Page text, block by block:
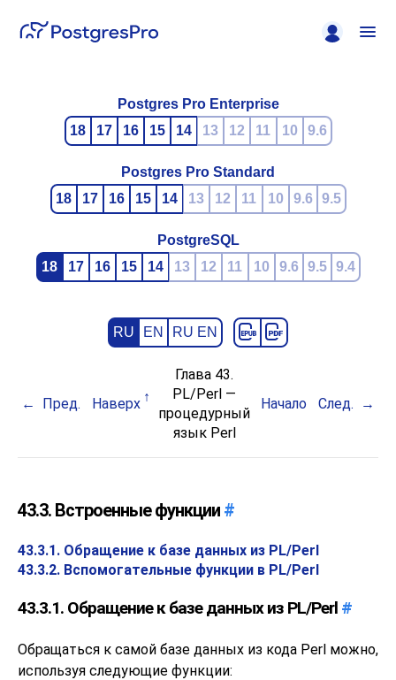
Postgres Pro Enterprise
18
17 16 15 14 13 12 11 10 9.6
Postgres Pro Standard
18
17 16 15 14 13 12 11 10 9.6 9.5
PostgreSQL
18
17 16 15 14 13 12 11 10 9.6 9.5 9.4
RU EN RU EN
Пред. Наверх
Глава 43.
PL/Perl —
процедурный
язык Perl
Начало След.
43.3. Встроенные функции #
43.3.1. Обращение к базе данных из PL/Perl
43.3.2. Вспомогательные функции в PL/Perl
43.3.1. Обращение к базе данных из PL/Perl #
Обращаться к самой базе данных из кода Perl можно,
используя следующие функции: